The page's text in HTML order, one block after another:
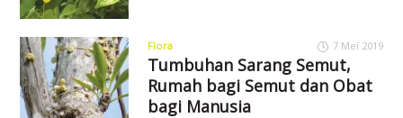
Flora 7 Mei 2019
Tumbuhan Sarang Semut,
Rumah bagi Semut dan Obat
bagi Manusia